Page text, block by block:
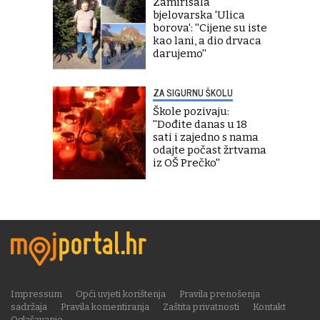
bjelovarska 'Ulica
borova': ''Cijene su iste
kao lani, a dio drvaca
darujemo''
ZA SIGURNU ŠKOLU
Škole pozivaju:
''Dođite danas u 18
sati i zajedno s nama
odajte počast žrtvama
iz OŠ Prečko''
Impressum Opći uvjeti korištenja
Pravila prenošenja
sadržaja
Pravila komentiranja Zaštita privatnosti
Kontakt